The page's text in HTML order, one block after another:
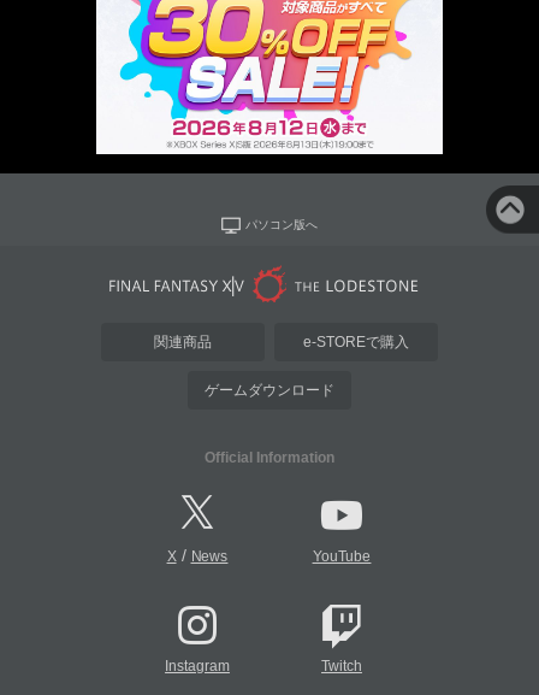
パソコン版へ
関連商品 e-STOREで購入
ゲームダウンロード
Official Information
X/ News YouTube
Instagram Twitch